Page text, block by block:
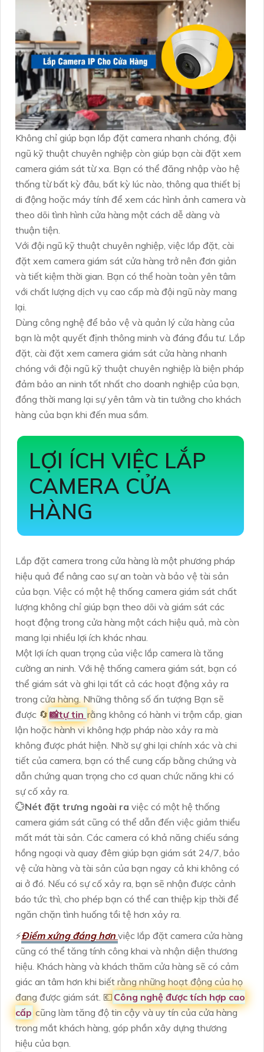
Không chỉ giúp bạn lắp đặt camera nhanh chóng, đội
ngũ kỹ thuật chuyên nghiệp còn giúp bạn cài đặt xem
camera giám sát từ xa. Bạn có thể đăng nhập vào hệ
thống từ bất kỳ đâu, bất kỳ lúc nào, thông qua thiết bị
di động hoặc máy tính để xem các hình ảnh camera và
theo dõi tình hình cửa hàng một cách dễ dàng và
thuận tiện.
Với đội ngũ kỹ thuật chuyên nghiệp, việc lắp đặt, cài
đặt xem camera giám sát cửa hàng trở nên đơn giản
và tiết kiệm thời gian. Bạn có thể hoàn toàn yên tâm
với chất lượng dịch vụ cao cấp mà đội ngũ này mang
lại.
Dùng công nghệ để bảo vệ và quản lý cửa hàng của
bạn là một quyết định thông minh và đáng đầu tư. Lắp
đặt, cài đặt xem camera giám sát cửa hàng nhanh
chóng với đội ngũ kỹ thuật chuyên nghiệp là biện pháp
đảm bảo an ninh tốt nhất cho doanh nghiệp của bạn,
đồng thời mang lại sự yên tâm và tin tưởng cho khách
hàng của bạn khi đến mua sắm.
LỢI ÍCH VIỆC LẮP
CAMERA CỬA
HÀNG
Lắp đặt camera trong cửa hàng là một phương pháp
hiệu quả để nâng cao sự an toàn và bảo vệ tài sản
của bạn. Việc có một hệ thống camera giám sát chất
lượng không chỉ giúp bạn theo dõi và giám sát các
hoạt động trong cửa hàng một cách hiệu quả, mà còn
mang lại nhiều lợi ích khác nhau.
Một lợi ích quan trọng của việc lắp camera là tăng
cường an ninh. Với hệ thống camera giám sát, bạn có
thể giám sát và ghi lại tất cả các hoạt động xảy ra
trong cửa hàng. Những thông số ấn tượng Bạn sẽ
được 🔄 📸tự tin rằng không có hành vi trộm cắp, gian
lận hoặc hành vi không hợp pháp nào xảy ra mà
không được phát hiện. Nhờ sự ghi lại chính xác và chi
tiết của camera, bạn có thể cung cấp bằng chứng và
dẫn chứng quan trọng cho cơ quan chức năng khi có
sự cố xảy ra.
💮Nét đặt trưng ngoài ra việc có một hệ thống
camera giám sát cũng có thể dẫn đến việc giảm thiểu
mất mát tài sản. Các camera có khả năng chiếu sáng
hồng ngoại và quay đêm giúp bạn giám sát 24/7, bảo
vệ cửa hàng và tài sản của bạn ngay cả khi không có
ai ở đó. Nếu có sự cố xảy ra, bạn sẽ nhận được cảnh
báo tức thì, cho phép bạn có thể can thiệp kịp thời để
ngăn chặn tình huống tồi tệ hơn xảy ra.
️⚡Điểm xứng đáng hơn việc lắp đặt camera cửa hàng
cũng có thể tăng tính công khai và nhận diện thương
hiệu. Khách hàng và khách thăm cửa hàng sẽ có cảm
giác an tâm hơn khi biết rằng những hoạt động của họ
đang được giám sát. 💶 Công nghệ được tích hợp cao
cấp cũng làm tăng độ tin cậy và uy tín của cửa hàng
trong mắt khách hàng, góp phần xây dựng thương
hiệu của bạn.